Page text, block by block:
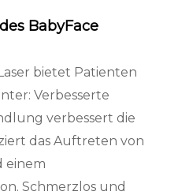
BabyFace
bietet Patienten
Verbesserte
verbessert die
das Auftreten von
einem
Schmerzlos und